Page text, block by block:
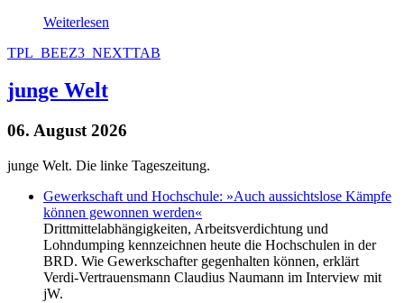
Weiterlesen
TPL_BEEZ3_NEXTTAB
junge Welt
06. August 2026
junge Welt. Die linke Tageszeitung.
Gewerkschaft und Hochschule: »Auch aussichtslose Kämpfe
können gewonnen werden«
Drittmittelabhängigkeiten, Arbeitsverdichtung und
Lohndumping kennzeichnen heute die Hochschulen in der
BRD. Wie Gewerkschafter gegenhalten können, erklärt
Verdi-Vertrauensmann Claudius Naumann im Interview mit
jW.